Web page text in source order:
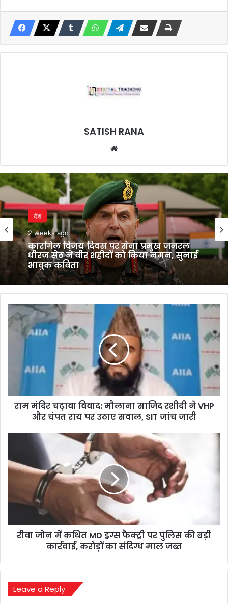
SATISH RANA
देश
2 weeks ago
कारगिल विजय दिवस पर सेना प्रमुख जनरल
धीरज सेठ ने वीर शहीदों को किया नमन, सुनाई
भावुक कविता
देश
4 weeks ago
बड़ा फैसला, याचिकाकर्ता पर नहीं होगी
कार्रवाई
राम
मंदिर
चढ़ावा
VHP
और
सवाल,
SIT
राम मंदिर चढ़ावा विवाद: मौलाना साजिद रशीदी ने VHP
और चंपत राय पर उठाए सवाल, SIT जांच जारी
में
कथित
फैक्ट्री
पुलिस
संदिग्ध
माल
रीवा जोन में कथित MD ड्रग्स फैक्ट्री पर पुलिस की बड़ी
कार्रवाई, करोड़ों का संदिग्ध माल जब्त
Leave a Reply